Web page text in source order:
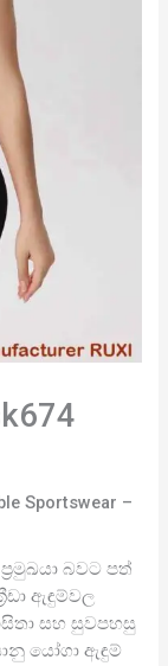
Sportswear –
බවට පත්
ඇඳුම්වල
සහ සුවපහසු
යෝගා ඇඳුම්